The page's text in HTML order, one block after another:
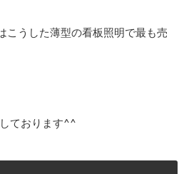
こうした薄型の看板照明で最も売
ております^^